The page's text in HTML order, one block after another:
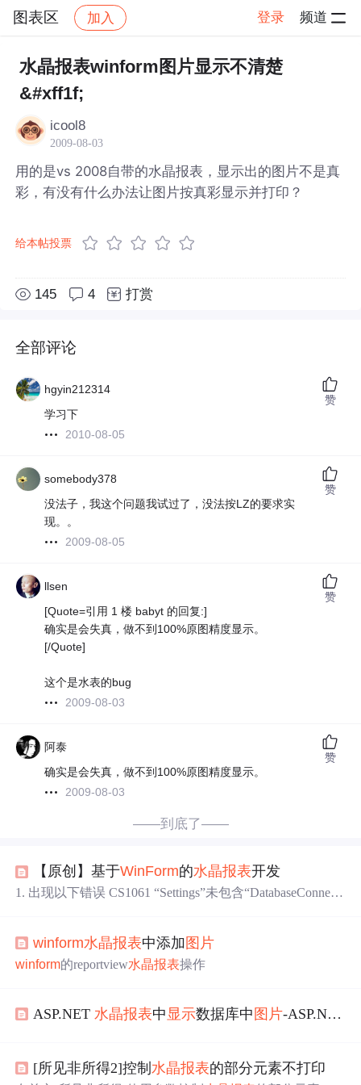
图表区 加入 登录 频道
社区 图表区 帖子详情
水晶报表winform图片显示不清楚
&#xff1f;
icool8
2009-08-03
用的是vs 2008自带的水晶报表，显示出的图片不是真
彩，有没有什么办法让图片按真彩显示并打印？
给本帖投票
145 4 打赏
全部评论
hgyin212314
学习下
2010-08-05
赞
somebody378
没法子，我这个问题我试过了，没法按LZ的要求实
现。。
2009-08-05
赞
llsen
[Quote=引用 1 楼 babyt 的回复:]
确实是会失真，做不到100%原图精度显示。
[/Quote]
这个是水表的bug
2009-08-03
赞
阿泰
确实是会失真，做不到100%原图精度显示。
2009-08-03
赞
——到底了——
【原创】基于WinForm的水晶报表开发
1. 出现以下错误 CS1061 “Settings”未包含“DatabaseConnecti
少 using 指令或程序集引用?) 直接删除飙红的代码，类
似：this._connection.ConnectionString = global::xxxxx.Properti
winform水晶报表中添加图片
winform的reportview水晶报表操作
ASP.NET 水晶报表中 显示数据库中 图片-ASP.NET编程词典
[所见非所得2]控制 水晶报表的部分元素不打印